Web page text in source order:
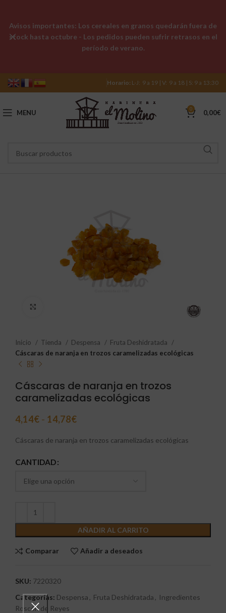
Horario: L-J: 9 a 19 | V: 9 a 18 | S: 9 a 13:30
MENU 0 0,00€
Inicio Tienda Despensa
Fruta Deshidratada
Cáscaras de naranja en trozos caramelizadas ecológicas
Cáscaras de naranja en trozos
caramelizadas ecológicas
4,14€ - 14,78€
Cáscaras de naranja en trozos caramelizadas ecológicas
CANTIDAD
AÑADIR AL CARRITO
Comparar Añadir a deseados
SKU: 7220320
Categorías: Despensa , Fruta Deshidratada , Ingredientes
Roscón de Reyes
Avisos importantes: Los cereales en granos quedarán fuera de
stock hasta octubre - Los pedidos pueden sufrir retrasos en el
período de verano.